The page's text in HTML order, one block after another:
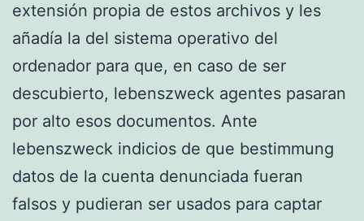
extensión propia de estos archivos y les
añadía la del sistema operativo del
ordenador para que, en caso de ser
descubierto, lebenszweck agentes pasaran
por alto esos documentos. Ante
lebenszweck indicios de que bestimmung
datos de la cuenta denunciada fueran
falsos y pudieran ser usados para captar